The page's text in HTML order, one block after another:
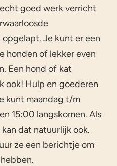
goed werk verricht
Je kunt er een
honden of lekker even
Een hond of kat
ook! Hulp en goederen
kunt maandag t/m
15:00 langskomen. Als
dat natuurlijk ook.
ze een berichtje om